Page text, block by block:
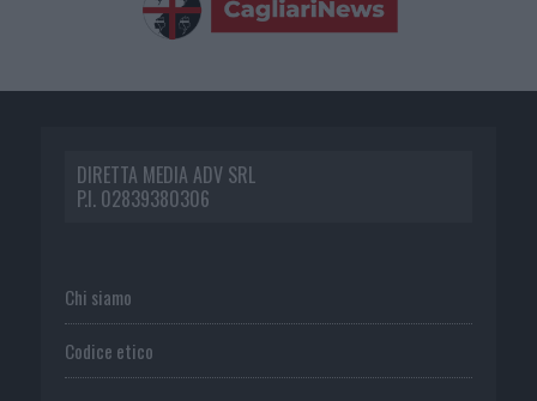
DIRETTA MEDIA ADV SRL
P.I. 02839380306
Chi siamo
Codice etico